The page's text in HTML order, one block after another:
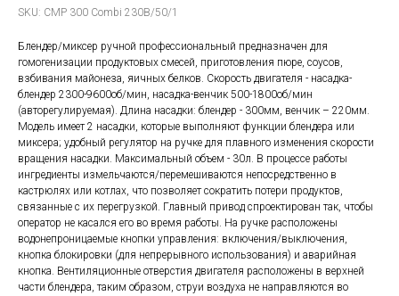
SKU: CMP 300 Combi 230B/50/1
Блендер/миксер ручной профессиональный предназначен для
гомогенизации продуктовых смесей, приготовления пюре, соусов,
взбивания майонеза, яичных белков. Скорость двигателя - насадка-
блендер 2300-9600об/мин, насадка-венчик 500-1800об/мин
(авторегулируемая). Длина насадки: блендер - 300мм, венчик – 220мм.
Модель имеет 2 насадки, которые выполняют функции блендера или
миксера; удобный регулятор на ручке для плавного изменения скорости
вращения насадки. Максимальный объем - 30л. В процессе работы
ингредиенты измельчаются/перемешиваются непосредственно в
кастрюлях или котлах, что позволяет сократить потери продуктов,
связанные с их перегрузкой. Главный привод спроектирован так, чтобы
оператор не касался его во время работы. На ручке расположены
водонепроницаемые кнопки управления: включения/выключения,
кнопка блокировки (для непрерывного использования) и аварийная
кнопка. Вентиляционные отверстия двигателя расположены в верхней
части блендера, таким образом, струи воздуха не направляются во